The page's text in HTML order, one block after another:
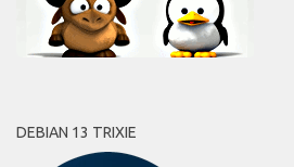
DEBIAN 13 TRIXIE